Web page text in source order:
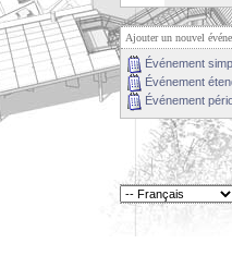
Ajouter un nouvel
Événement
Événement
Événement